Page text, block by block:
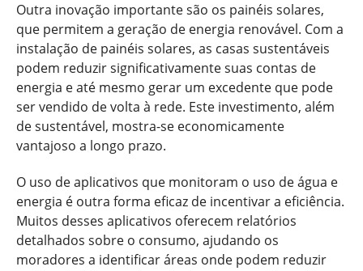
Outra inovação importante são os painéis solares,
que permitem a geração de energia renovável. Com a
instalação de painéis solares, as casas sustentáveis
podem reduzir significativamente suas contas de
energia e até mesmo gerar um excedente que pode
ser vendido de volta à rede. Este investimento, além
de sustentável, mostra-se economicamente
vantajoso a longo prazo.
O uso de aplicativos que monitoram o uso de água e
energia é outra forma eficaz de incentivar a eficiência.
Muitos desses aplicativos oferecem relatórios
detalhados sobre o consumo, ajudando os
moradores a identificar áreas onde podem reduzir